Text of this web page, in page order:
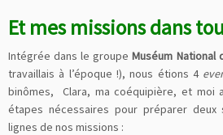
Et mes missions dans
Intégrée dans le groupeMuséum National
travaillais à l’époque !), nous étions 4
binômes, Clara, ma coéquipière, et moi
étapes nécessaires pour préparer deux
lignes de nos missions :